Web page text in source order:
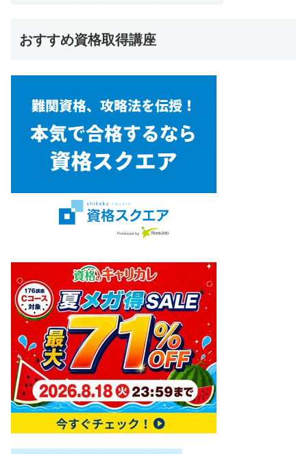
おすすめ資格取得講座